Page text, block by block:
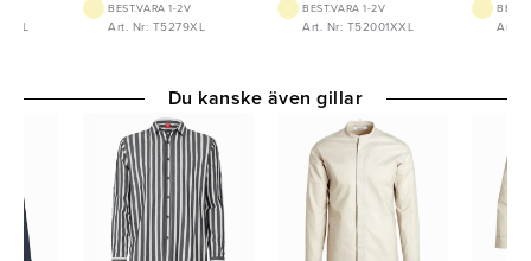
BEST.VARA 1-2V
Art. Nr: T5279XL
BEST.VARA 1-2V
Art. Nr: T52001XXL Art.
Du kanske även gillar